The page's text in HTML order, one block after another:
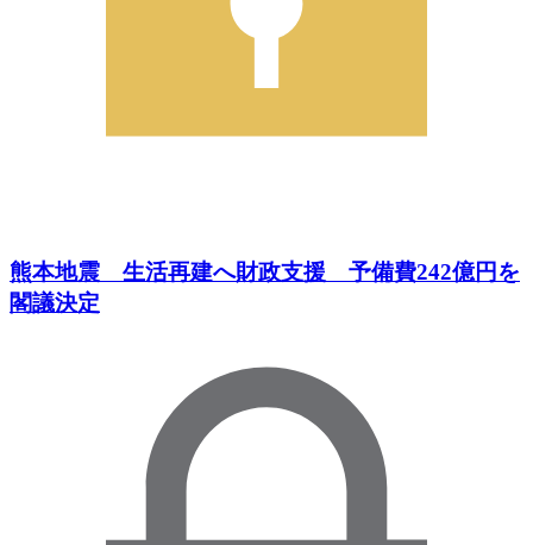
熊本地震 生活再建へ財政支援 予備費242億円を
閣議決定